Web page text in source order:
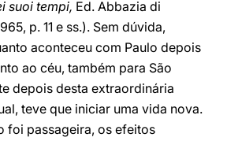
suoi tempi, Ed. Abbazia di
p. 11 e ss.). Sem dúvida,
aconteceu com Paulo depois
ao céu, também para São
depois desta extraordinária
teve que iniciar uma vida nova.
foi passageira, os efeitos